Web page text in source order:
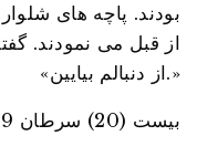
بودند. پاچه های
از قبل می نمودند.
«از دنبالم بیایین.»
بیست (20) سرطان 1399 خورشیدی